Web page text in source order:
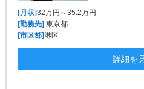
[月収]32万円～35.2万円
[勤務先]東京都
[市区郡]港区
詳細を